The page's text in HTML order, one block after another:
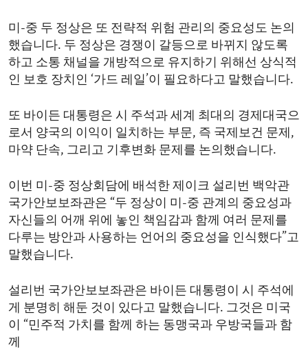
미-중 두 정상은 또 전략적 위험 관리의 중요성도 논의
했습니다. 두 정상은 경쟁이 갈등으로 바뀌지 않도록
하고 소통 채널을 개방적으로 유지하기 위해선 상식적
인 보호 장치인 ‘가드 레일’이 필요하다고 말했습니다.
또 바이든 대통령은 시 주석과 세계 최대의 경제대국으
로서 양국의 이익이 일치하는 부문, 즉 국제보건 문제,
마약 단속, 그리고 기후변화 문제를 논의했습니다.
이번 미-중 정상회담에 배석한 제이크 설리번 백악관
국가안보보좌관은 “두 정상이 미-중 관계의 중요성과
자신들의 어깨 위에 놓인 책임감과 함께 여러 문제를
다루는 방안과 사용하는 언어의 중요성을 인식했다”고
말했습니다.
설리번 국가안보보좌관은 바이든 대통령이 시 주석에
게 분명히 해둔 것이 있다고 말했습니다. 그것은 미국
이 “민주적 가치를 함께 하는 동맹국과 우방국들과 함
께